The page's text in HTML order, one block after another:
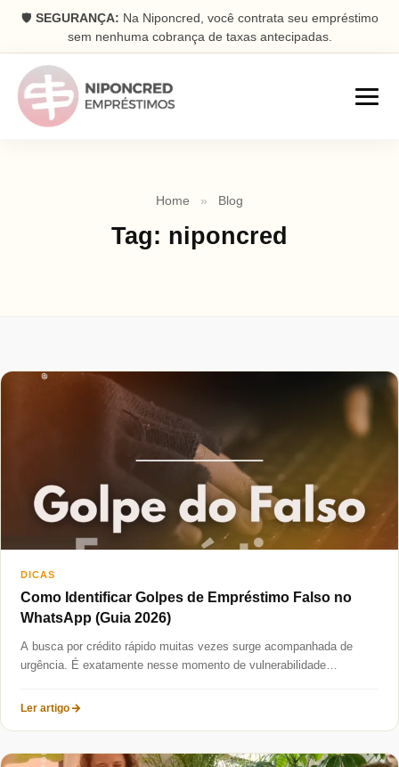
🛡️ SEGURANÇA: Na Niponcred, você contrata seu empréstimo
sem nenhuma cobrança de taxas antecipadas.
Parcelas descontadas na folha
Com Garantia
Taxas mais baixas
Blog
Fale Conosco
Home » Blog
Tag: niponcred
DICAS
Como Identificar Golpes de Empréstimo Falso no
WhatsApp (Guia 2026)
A busca por crédito rápido muitas vezes surge acompanhada de
urgência. É exatamente nesse momento de vulnerabilidade
Ler artigo